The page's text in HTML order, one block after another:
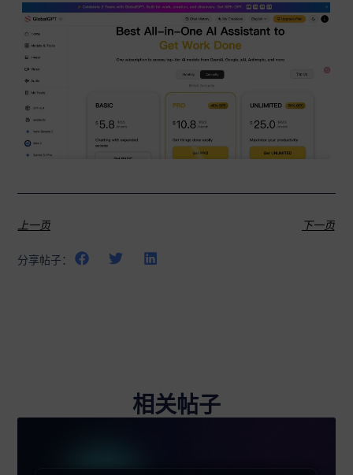
上一页 下一页
分享帖子：
相关帖子